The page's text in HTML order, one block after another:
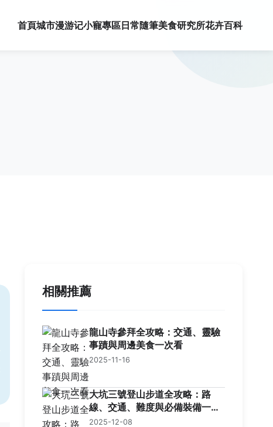
首頁城市漫游记小寵專區日常隨筆美食研究所花卉百科
相關推薦
龍山寺參拜全攻略：交通、靈驗
事蹟與周邊美食一次看
2025-11-16
大坑三號登山步道全攻略：路
線、交通、難度與必備裝備一次
看懂
2025-12-08